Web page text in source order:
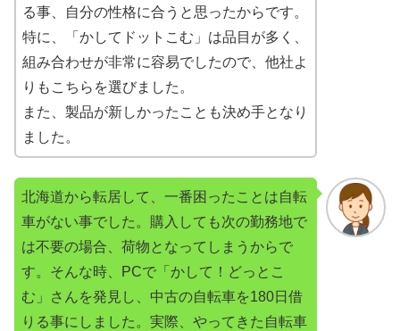
る事、自分の性格に合うと思ったからです。
特に、「かしてドットこむ」は品目が多く、
組み合わせが非常に容易でしたので、他社よ
りもこちらを選びました。
また、製品が新しかったことも決め手となり
ました。
北海道から転居して、一番困ったことは自転
車がない事でした。購入しても次の勤務地で
は不要の場合、荷物となってしまうからで
す。そんな時、PCで「かして！どっとこ
む」さんを発見し、中古の自転車を180日借
りる事にしました。実際、やってきた自転車